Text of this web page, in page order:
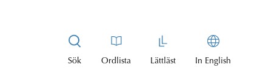
Sök Ordlista Lättläst In English